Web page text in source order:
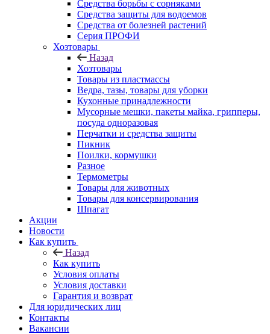
Средства борьбы с сорняками
Средства защиты для водоемов
Средства от болезней растений
Серия ПРОФИ
Хозтовары
Назад
Хозтовары
Товары из пластмассы
Ведра, тазы, товары для уборки
Кухонные принадлежности
Мусорные мешки, пакеты майка, грипперы,
посуда одноразовая
Перчатки и средства защиты
Пикник
Поилки, кормушки
Разное
Термометры
Товары для животных
Товары для консервирования
Шпагат
Акции
Новости
Как купить
Назад
Как купить
Условия оплаты
Условия доставки
Гарантия и возврат
Для юридических лиц
Контакты
Вакансии